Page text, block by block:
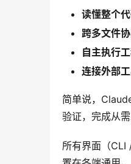
读懂整个
跨多文件
自主执行
连接外部
简单说，
验证，完成从
所有界面（CLI